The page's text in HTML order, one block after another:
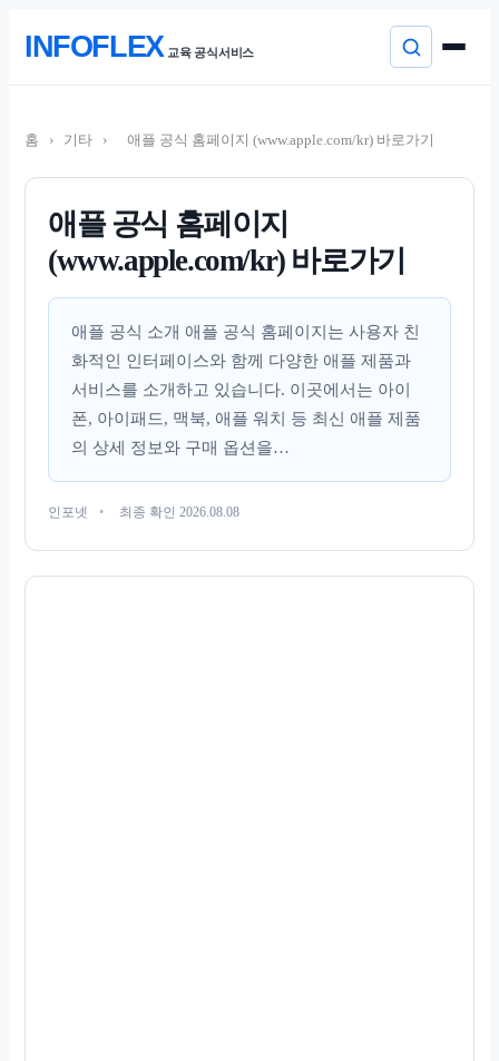
INFOFLEX 교육 공식서비스
건
홈 › 기타 › 애플 공식 홈페이지 (www.apple.com/kr) 바로가기
애플 공식 홈페이지
(www.apple.com/kr) 바로가기
애플 공식 소개 애플 공식 홈페이지는 사용자 친
화적인 인터페이스와 함께 다양한 애플 제품과
서비스를 소개하고 있습니다. 이곳에서는 아이
폰, 아이패드, 맥북, 애플 워치 등 최신 애플 제품
의 상세 정보와 구매 옵션을…
인포넷 최종 확인 2026.08.08